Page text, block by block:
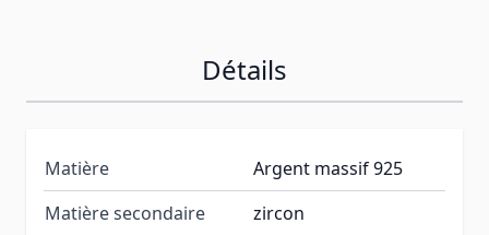
Détails
Matière
Argent massif 925
Matière secondaire
zircon